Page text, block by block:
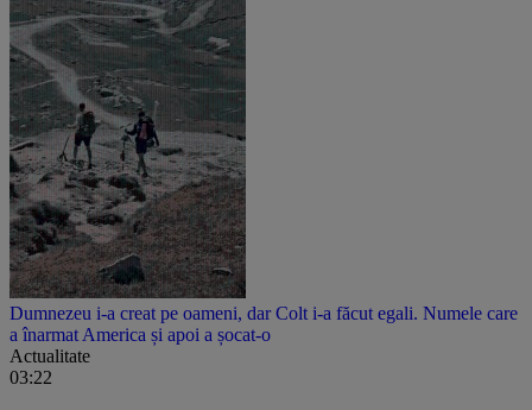
Dumnezeu i-a creat pe oameni, dar Colt i-a făcut egali. Numele care
a înarmat America și apoi a șocat-o
Actualitate
03:22